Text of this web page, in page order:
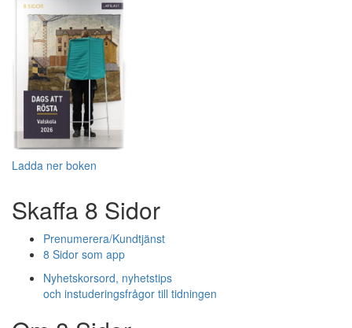
Ladda ner boken
Skaffa 8 Sidor
Prenumerera/Kundtjänst
8 Sidor som app
Nyhetskorsord, nyhetstips
och instuderingsfrågor till tidningen